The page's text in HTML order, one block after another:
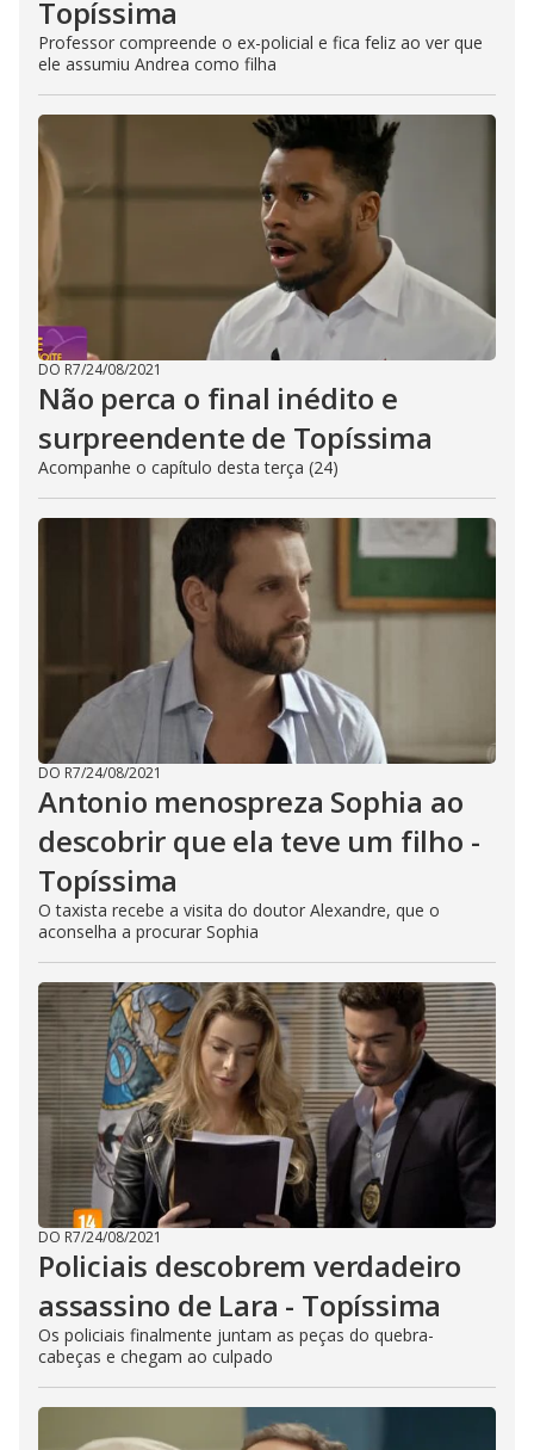
Topíssima
Professor compreende o ex-policial e fica feliz ao ver que
ele assumiu Andrea como filha
DO R7/24/08/2021
Não perca o final inédito e
surpreendente de Topíssima
Acompanhe o capítulo desta terça (24)
DO R7/24/08/2021
Antonio menospreza Sophia ao
descobrir que ela teve um filho -
Topíssima
O taxista recebe a visita do doutor Alexandre, que o
aconselha a procurar Sophia
DO R7/24/08/2021
Policiais descobrem verdadeiro
assassino de Lara - Topíssima
Os policiais finalmente juntam as peças do quebra-
cabeças e chegam ao culpado